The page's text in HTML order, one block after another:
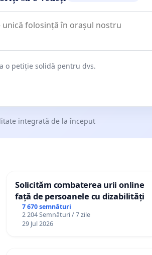
o petiție solidă pentru dvs.
integrată de la început
Solicităm combaterea urii online
față de persoanele cu dizabilități
7 670 semnături
2 204 Semnături / 7 zile
29 Jul 2026